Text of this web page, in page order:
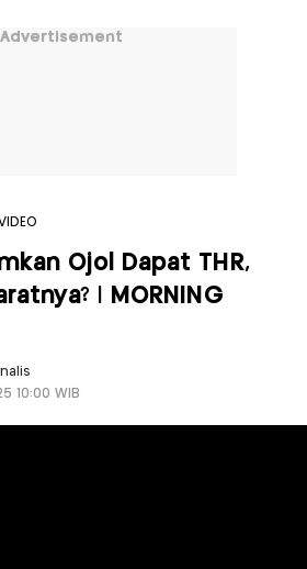
Advertisement
Ojol Dapat THR,
| MORNING
10:00 WIB